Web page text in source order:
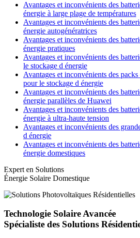
Avantages et inconvénients des
énergie à large plage de températures
Avantages et inconvénients des
énergie autogénératrices
Avantages et inconvénients des
énergie pratiques
Avantages et inconvénients des
le stockage d énergie
Avantages et inconvénients des
pour le stockage d énergie
Avantages et inconvénients des
énergie parallèles de Huawei
Avantages et inconvénients des
énergie à ultra-haute tension
Avantages et inconvénients des
d énergie
Avantages et inconvénients des
énergie domestiques
Expert en Solutions
Énergie Solaire Domestique
Technologie Solaire Avancée
Spécialiste des Solutions